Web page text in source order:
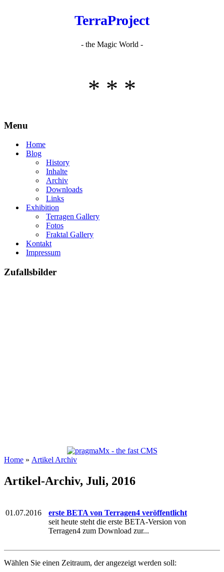
TerraProject
- the Magic World -
* * *
Menu
Home
Blog
History
Inhalte
Archiv
Downloads
Links
Exhibition
Terragen Gallery
Fotos
Fraktal Gallery
Kontakt
Impressum
Zufallsbilder
Home » Artikel Archiv
Artikel-Archiv, Juli, 2016
01.07.2016
erste BETA von Terragen4 veröffentlicht
seit heute steht die erste BETA-Version von
Terragen4 zum Download zur...
Wählen Sie einen Zeitraum, der angezeigt werden soll: